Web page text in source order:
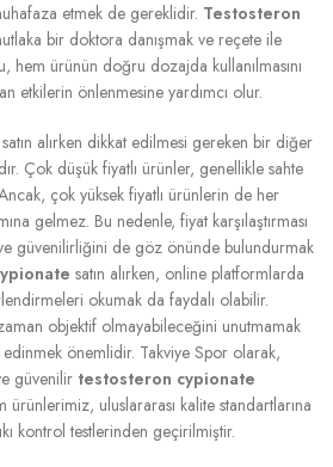
etmek de gereklidir. Testosteron
bir doktora danışmak ve reçete ile
hem ürünün doğru dozajda kullanılmasını
etkilerin önlenmesine yardımcı olur.
satın alırken dikkat edilmesi gereken bir diğer
Çok düşük fiyatlı ürünler, genellikle sahte
çok yüksek fiyatlı ürünlerin de her
gelmez. Bu nedenle, fiyat karşılaştırması
güvenilirliğini de göz önünde bulundurmak
satın alırken, online platformlarda
okumak da faydalı olabilir.
objektif olmayabileceğini unutmamak
önemlidir. Takviye Spor olarak,
güvenilir testosteron cypionate
ürünlerimiz, uluslararası kalite standartlarına
kontrol testlerinden geçirilmiştir.